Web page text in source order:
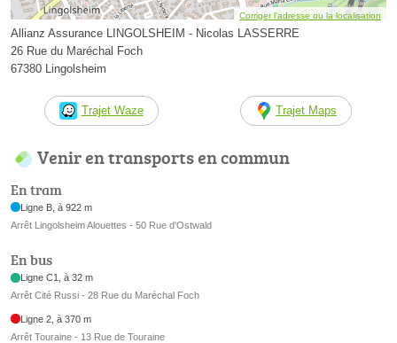
Corriger l’adresse ou la localisation
Allianz Assurance LINGOLSHEIM - Nicolas LASSERRE
26 Rue du Maréchal Foch
67380 Lingolsheim
Trajet Waze Trajet Maps
Venir en transports en commun
En tram
Ligne B, à 922 m
Arrêt Lingolsheim Alouettes - 50 Rue d'Ostwald
En bus
Ligne C1, à 32 m
Arrêt Cité Russi - 28 Rue du Maréchal Foch
Ligne 2, à 370 m
Arrêt Touraine - 13 Rue de Touraine